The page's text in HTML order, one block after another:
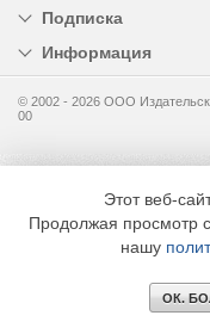
Подписка
Информация
© 2002 - 2026 OOO
00
Этот веб-
Продолжая просмотр
нашу
ОК.